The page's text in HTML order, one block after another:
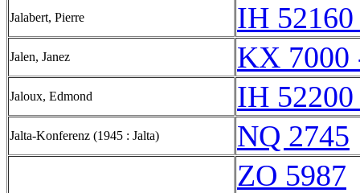
Jalabert, Pierre IH
Jalen, Janez KX 7000
Jaloux, Edmond IH
Jalta-Konferenz (1945 : Jalta)
NQ 2745
ZO 5987